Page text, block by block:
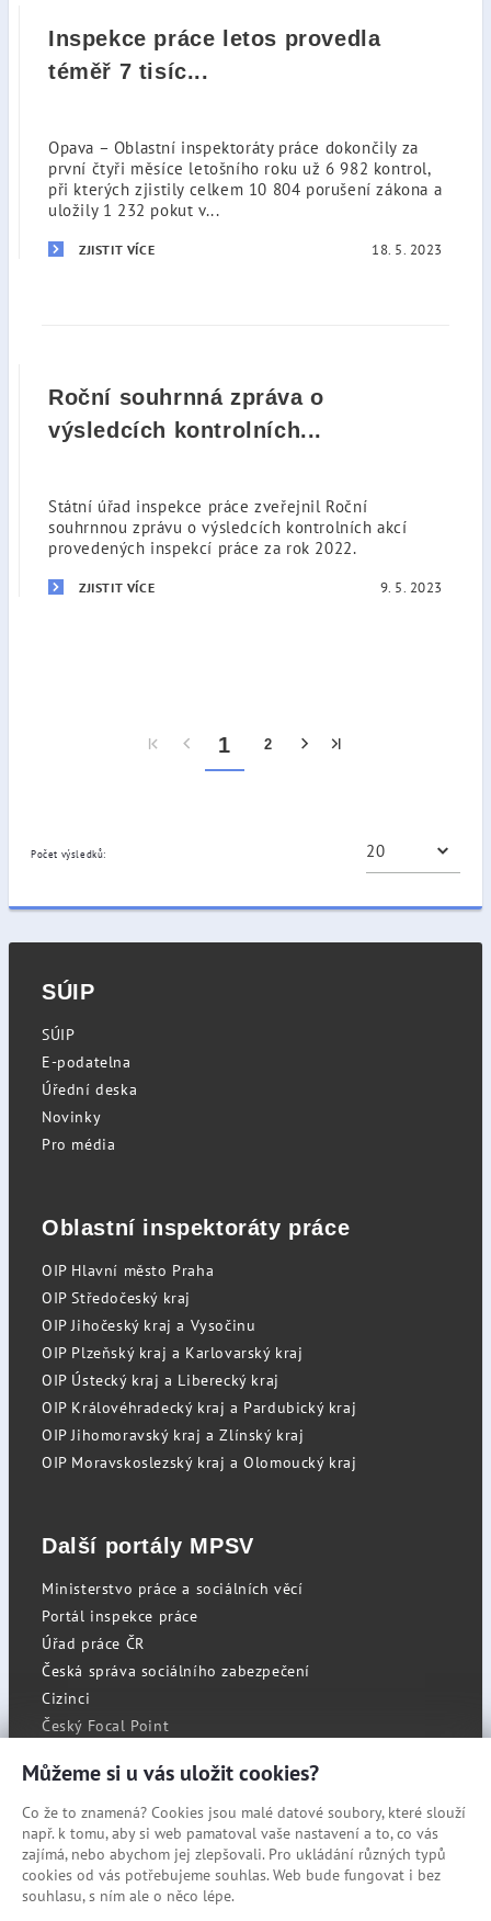
Inspekce práce letos provedla
téměř 7 tisíc...
Opava – Oblastní inspektoráty práce dokončily za
první čtyři měsíce letošního roku už 6 982 kontrol,
při kterých zjistily celkem 10 804 porušení zákona a
uložily 1 232 pokut v...
ZJISTIT VÍCE 18. 5. 2023
Roční souhrnná zpráva o
výsledcích kontrolních...
Státní úřad inspekce práce zveřejnil Roční
souhrnnou zprávu o výsledcích kontrolních akcí
provedených inspekcí práce za rok 2022.
ZJISTIT VÍCE 9. 5. 2023
1 2
Počet výsledků:
SÚIP
SÚIP
E-podatelna
Úřední deska
Novinky
Pro média
Oblastní inspektoráty práce
OIP Hlavní město Praha
OIP Středočeský kraj
OIP Jihočeský kraj a Vysočinu
OIP Plzeňský kraj a Karlovarský kraj
OIP Ústecký kraj a Liberecký kraj
OIP Královéhradecký kraj a Pardubický kraj
OIP Jihomoravský kraj a Zlínský kraj
OIP Moravskoslezský kraj a Olomoucký kraj
Další portály MPSV
Ministerstvo práce a sociálních věcí
Portál inspekce práce
Úřad práce ČR
Česká správa sociálního zabezpečení
Cizinci
Český Focal Point
RSS
Cookies
Prohlášení o přístupnosti
Mapa stránek
Můžeme si u vás uložit cookies?
Co že to znamená? Cookies jsou malé datové soubory, které slouží
např. k tomu, aby si web pamatoval vaše nastavení a to, co vás
zajímá, nebo abychom jej zlepšovali. Pro ukládání různých typů
cookies od vás potřebujeme souhlas. Web bude fungovat i bez
souhlasu, s ním ale o něco lépe.